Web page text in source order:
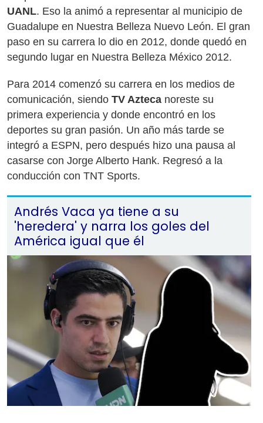
UANL. Eso la animó a representar al municipio de
Guadalupe en Nuestra Belleza Nuevo León. El gran
paso en su carrera lo dio en 2012, donde quedó en
segundo lugar en Nuestra Belleza México 2012.
Para 2014 comenzó su carrera en los medios de
comunicación, siendo TV Azteca noreste su
primera experiencia y donde encontró en los
deportes su gran pasión. Un año más tarde se
integró a ESPN, pero después hizo una pausa al
casarse con Jorge Alberto Hank. Regresó a la
conducción con TNT Sports.
Andrés Vaca ya tiene a su
'heredera' y narra los goles del
América igual que él